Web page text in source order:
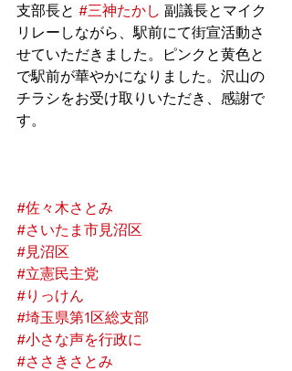
支部長と #三神たかし 副議長とマイク
リレーしながら、駅前にて街宣活動さ
せていただきました。ピンクと黄色と
で駅前が華やかになりました。沢山の
チラシをお受け取りいただき、感謝で
す。
#佐々木さとみ
#さいたま市見沼区
#見沼区
#立憲民主党
#りっけん
#埼玉県第1区総支部
#小さな声を行政に
#ささきさとみ